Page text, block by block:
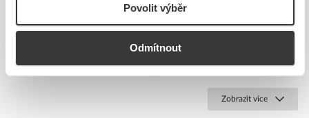
Povolit výběr
Odmítnout
košíku
601,37 Kč/ks
košíku
Zobrazit více